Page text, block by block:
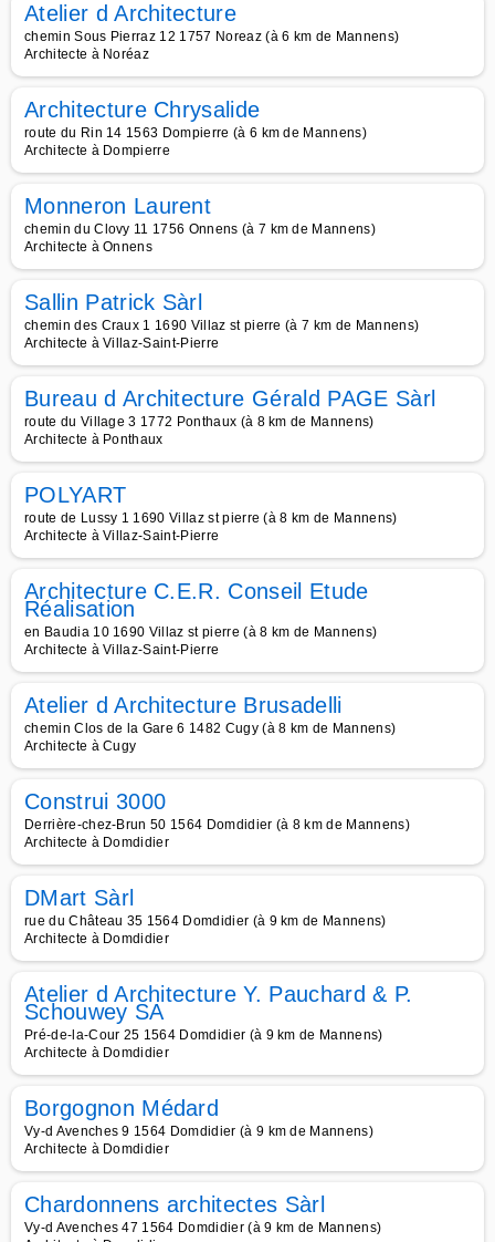
Atelier d Architecture
chemin Sous Pierraz 12 1757 Noreaz (à 6 km de Mannens)
Architecte à Noréaz
Architecture Chrysalide
route du Rin 14 1563 Dompierre (à 6 km de Mannens)
Architecte à Dompierre
Monneron Laurent
chemin du Clovy 11 1756 Onnens (à 7 km de Mannens)
Architecte à Onnens
Sallin Patrick Sàrl
chemin des Craux 1 1690 Villaz st pierre (à 7 km de Mannens)
Architecte à Villaz-Saint-Pierre
Bureau d Architecture Gérald PAGE Sàrl
route du Village 3 1772 Ponthaux (à 8 km de Mannens)
Architecte à Ponthaux
POLYART
route de Lussy 1 1690 Villaz st pierre (à 8 km de Mannens)
Architecte à Villaz-Saint-Pierre
Architecture C.E.R. Conseil Etude
Réalisation
en Baudia 10 1690 Villaz st pierre (à 8 km de Mannens)
Architecte à Villaz-Saint-Pierre
Atelier d Architecture Brusadelli
chemin Clos de la Gare 6 1482 Cugy (à 8 km de Mannens)
Architecte à Cugy
Construi 3000
Derrière-chez-Brun 50 1564 Domdidier (à 8 km de Mannens)
Architecte à Domdidier
DMart Sàrl
rue du Château 35 1564 Domdidier (à 9 km de Mannens)
Architecte à Domdidier
Atelier d Architecture Y. Pauchard & P.
Schouwey SA
Pré-de-la-Cour 25 1564 Domdidier (à 9 km de Mannens)
Architecte à Domdidier
Borgognon Médard
Vy-d Avenches 9 1564 Domdidier (à 9 km de Mannens)
Architecte à Domdidier
Chardonnens architectes Sàrl
Vy-d Avenches 47 1564 Domdidier (à 9 km de Mannens)